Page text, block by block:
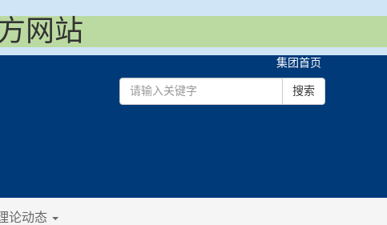
网站
集团首页
搜索
论动态